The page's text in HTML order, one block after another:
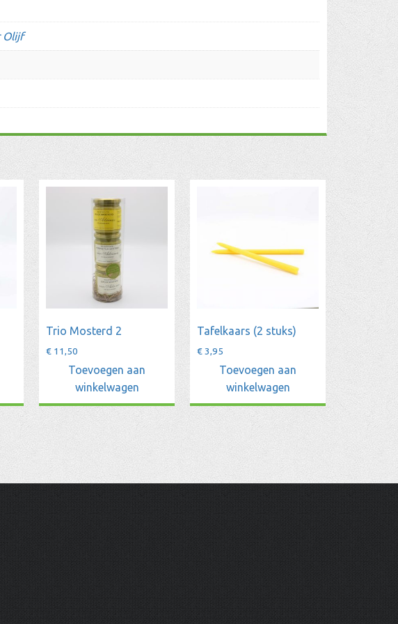
Olijf
Trio Mosterd 2
€ 11,50
Toevoegen aan
winkelwagen
Tafelkaars (2 stuks)
€3,95
Toevoegen aan
winkelwagen